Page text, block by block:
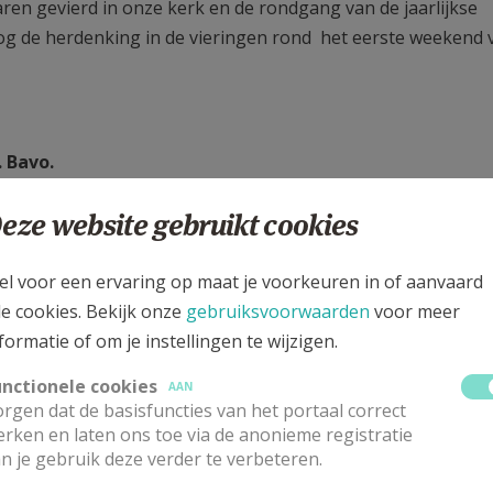
gevierd in onze kerk en de rondgang van de jaarlijkse
de herdenking in de vieringen rond het eerste weekend
van St. Bavo
van Wilrijk, patronale gepolychromeerd hout uit
zalige dood van St. Bavo, voor het hoogaltaar geschilderd
medaillon van St Bavo.
Bavo Ridder en Monnik ,van Lode Eyckermans, ter
website gebruikt cookies
voor een ervaring op maat je voorkeuren in of aanvaard
cookies. Bekijk onze gebruiksvoorwaarden voor meer
of om je instellingen te wijzigen.
cookies
AAN
dat de basisfuncties van het portaal correct
en laten ons toe via de anonieme registratie
je gebruik deze verder te verbeteren.